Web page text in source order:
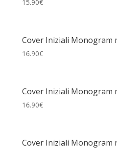
15.90€
Cover Iniziali Monogram
16.90€
Cover Iniziali Monogram
16.90€
Cover Iniziali Monogram